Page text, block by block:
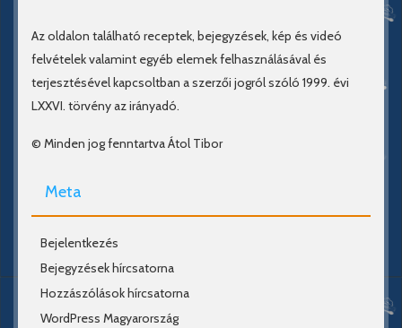
Az oldalon található receptek, bejegyzések, kép és videó
felvételek valamint egyéb elemek felhasználásával és
terjesztésével kapcsoltban a szerzői jogról szóló 1999. évi
LXXVI. törvény az irányadó.
© Minden jog fenntartva Átol Tibor
Meta
Bejelentkezés
Bejegyzések hírcsatorna
Hozzászólások hírcsatorna
WordPress Magyarország